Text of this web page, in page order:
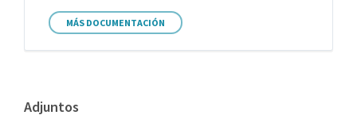
MÁS DOCUMENTACIÓN
Adjuntos